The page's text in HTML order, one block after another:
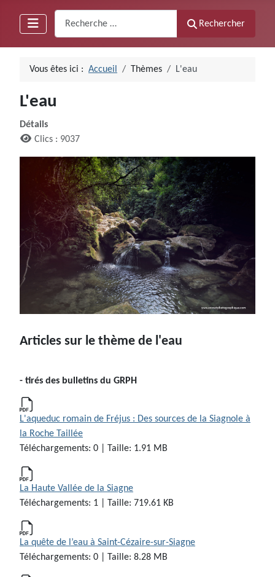
Rechercher
Vous êtes ici : Accueil Thèmes L'eau
L'eau
Détails
Clics : 9037
Articles sur le thème de l'eau
- tirés des bulletins du GRPH
L'aqueduc romain de Fréjus : Des sources de la Siagnole à
la Roche Taillée
Téléchargements: 0 | Taille: 1.91 MB
La Haute Vallée de la Siagne
Téléchargements: 1 | Taille: 719.61 KB
La quête de l’eau à Saint-Cézaire-sur-Siagne
Téléchargements: 0 | Taille: 8.28 MB